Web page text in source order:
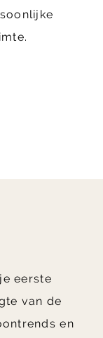
eerste
van de
en